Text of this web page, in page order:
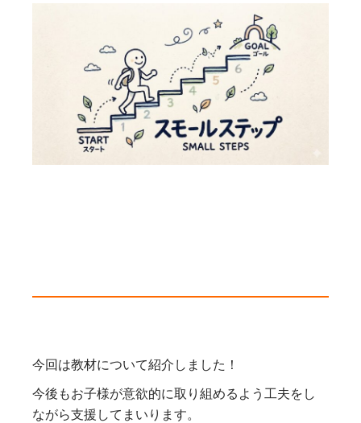
今回は教材について紹介しました！
今後もお子様が意欲的に取り組めるよう工夫をし
ながら支援してまいります。